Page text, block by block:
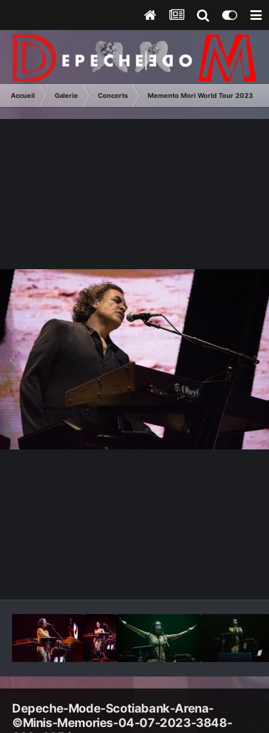
Accueil Galerie Concerts Memento Mori World Tour 2023
Depeche-Mode-Scotiabank-Arena-
©Minis-Memories-04-07-2023-3848-